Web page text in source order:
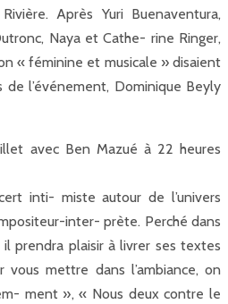
Après Yuri Buenaventura,
Naya et Cathe- rine Ringer,
« féminine et musicale » disaient
l’événement, Dominique Beyly
avec Ben Mazué à 22 heures
inti- miste autour de l’univers
inter- prète. Perché dans
prendra plaisir à livrer ses textes
vous mettre dans l’ambiance, on
ment », « Nous deux contre le